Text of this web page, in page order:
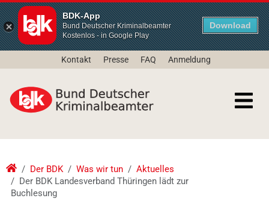
BDK-App
Bund Deutscher Kriminalbeamter
Kostenlos - in Google Play
Download
Kontakt Presse FAQ Anmeldung
Der BDK Was wir tun
Aktuelles
Der BDK Landesverband Thüringen lädt zur
Buchlesung